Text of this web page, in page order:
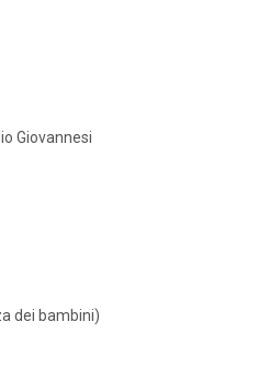
Giovannesi
dei bambini)